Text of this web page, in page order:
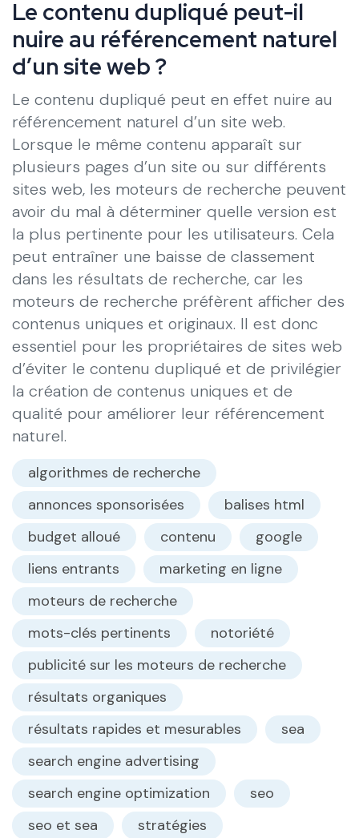
Le contenu dupliqué peut-il
nuire au référencement naturel
d’un site web ?
Le contenu dupliqué peut en effet nuire au
référencement naturel d’un site web.
Lorsque le même contenu apparaît sur
plusieurs pages d’un site ou sur différents
sites web, les moteurs de recherche peuvent
avoir du mal à déterminer quelle version est
la plus pertinente pour les utilisateurs. Cela
peut entraîner une baisse de classement
dans les résultats de recherche, car les
moteurs de recherche préfèrent afficher des
contenus uniques et originaux. Il est donc
essentiel pour les propriétaires de sites web
d’éviter le contenu dupliqué et de privilégier
la création de contenus uniques et de
qualité pour améliorer leur référencement
naturel.
algorithmes de recherche
annonces sponsorisées
balises html
budget alloué
contenu
google
liens entrants
marketing en ligne
moteurs de recherche
mots-clés pertinents
notoriété
publicité sur les moteurs de recherche
résultats organiques
résultats rapides et mesurables
sea
search engine advertising
search engine optimization
seo
seo et sea
stratégies